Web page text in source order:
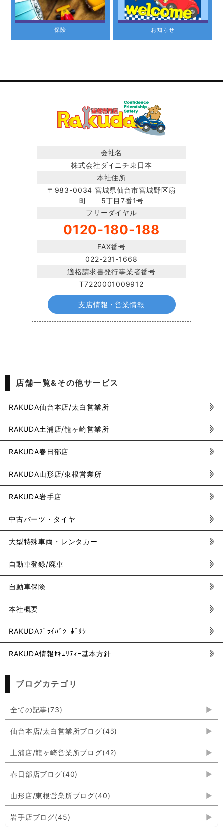
保険 お知らせ
会社名
株式会社ダイニチ東日本
本社住所
〒983-0034 宮城県仙台市宮城野区扇
町 5丁目7番1号
フリーダイヤル
0120-180-188
FAX番号
022-231-1668
適格請求書発行事業者番号
T7220001009912
支店情報・営業情報
店舗一覧&その他サービス
RAKUDA仙台本店/太白営業所
RAKUDA土浦店/龍ヶ崎営業所
RAKUDA春日部店
RAKUDA山形店/東根営業所
RAKUDA岩手店
中古パーツ・タイヤ
大型特殊車両・レンタカー
自動車登録/廃車
自動車保険
本社概要
RAKUDAﾌﾟﾗｲﾊﾞｼｰﾎﾟﾘｼｰ
RAKUDA情報ｾｷｭﾘﾃｨｰ基本方針
ブログカテゴリ
全ての記事(73)
仙台本店/太白営業所ブログ(46)
土浦店/龍ヶ崎営業所ブログ(42)
春日部店ブログ(40)
山形店/東根営業所ブログ(40)
岩手店ブログ(45)